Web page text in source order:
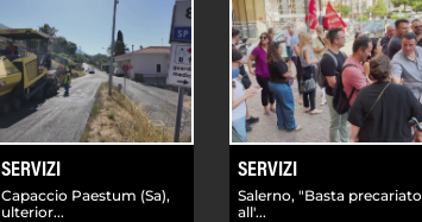
SERVIZI
Capaccio Paestum (Sa),
ulterior...
SERVIZI
Salerno, "Basta precariato
all'...